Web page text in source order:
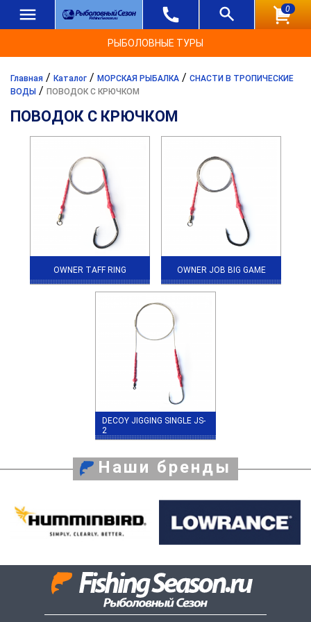
0
РЫБОЛОВНЫЕ ТУРЫ
Главная / Каталог / МОРСКАЯ РЫБАЛКА / СНАСТИ В ТРОПИЧЕСКИЕ
ВОДЫ / ПОВОДОК С КРЮЧКОМ
ПОВОДОК С КРЮЧКОМ
OWNER TAFF RING OWNER JOB BIG GAME
DECOY JIGGING SINGLE JS-
2
Наши бренды